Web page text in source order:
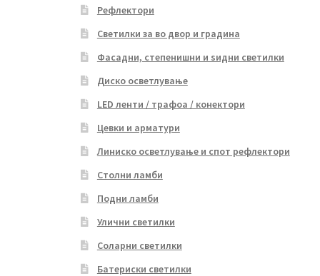
Рефлектори
Светилки за во двор и градина
Фасадни, степенишни и ѕидни светилки
Диско осветлување
LED ленти / трафоа / конектори
Цевки и арматури
Линиско осветлување и спот рефлектори
Столни ламби
Подни ламби
Улични светилки
Соларни светилки
Батериски светилки